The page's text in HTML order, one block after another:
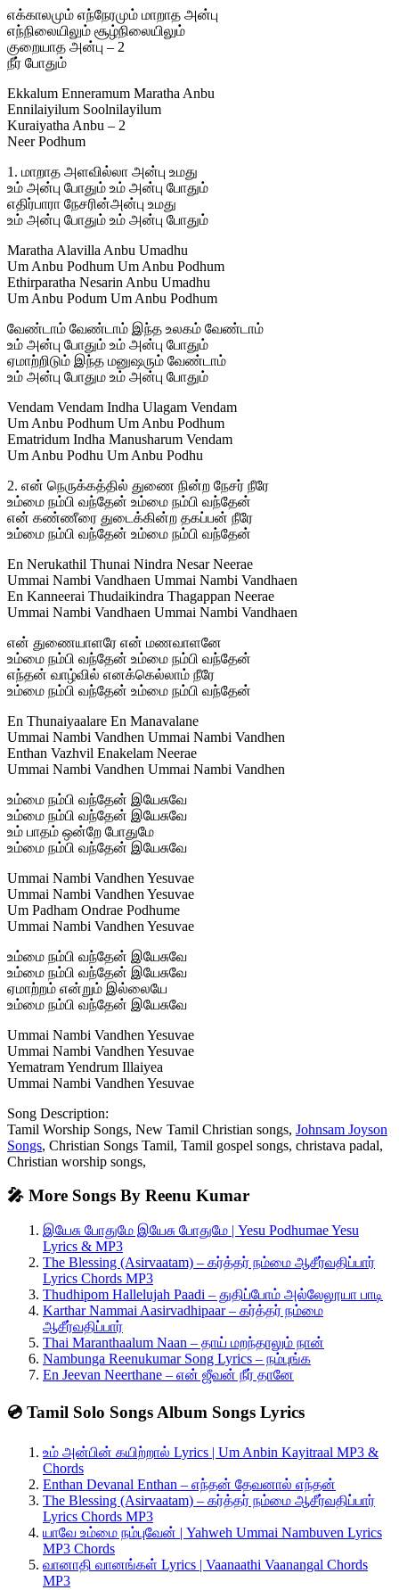
எக்காலமும் எந்நேரமும் மாறாத அன்பு
எந்நிலையிலும் சூழ்நிலையிலும்
குறையாத அன்பு – 2
நீர் போதும்
Ekkalum Enneramum Maratha Anbu
Ennilaiyilum Soolnilayilum
Kuraiyatha Anbu – 2
Neer Podhum
1. மாறாத அளவில்லா அன்பு உமது
உம் அன்பு போதும் உம் அன்பு போதும்
எதிர்பாரா நேசரின்அன்பு உமது
உம் அன்பு போதும் உம் அன்பு போதும்
Maratha Alavilla Anbu Umadhu
Um Anbu Podhum Um Anbu Podhum
Ethirparatha Nesarin Anbu Umadhu
Um Anbu Podum Um Anbu Podhum
வேண்டாம் வேண்டாம் இந்த உலகம் வேண்டாம்
உம் அன்பு போதும் உம் அன்பு போதும்
ஏமாற்றிடும் இந்த மனுஷரும் வேண்டாம்
உம் அன்பு போதும உம் அன்பு போதும்
Vendam Vendam Indha Ulagam Vendam
Um Anbu Podhum Um Anbu Podhum
Ematridum Indha Manusharum Vendam
Um Anbu Podhu Um Anbu Podhu
2. என் நெருக்கத்தில் துணை நின்ற நேசர் நீரே
உம்மை நம்பி வந்தேன் உம்மை நம்பி வந்தேன்
என் கண்ணீரை துடைக்கின்ற தகப்பன் நீரே
உம்மை நம்பி வந்தேன் உம்மை நம்பி வந்தேன்
En Nerukathil Thunai Nindra Nesar Neerae
Ummai Nambi Vandhaen Ummai Nambi Vandhaen
En Kanneerai Thudaikindra Thagappan Neerae
Ummai Nambi Vandhaen Ummai Nambi Vandhaen
என் துணையாளரே என் மணவாளனே
உம்மை நம்பி வந்தேன் உம்மை நம்பி வந்தேன்
எந்தன் வாழ்வில் எனக்கெல்லாம் நீரே
உம்மை நம்பி வந்தேன் உம்மை நம்பி வந்தேன்
En Thunaiyaalare En Manavalane
Ummai Nambi Vandhen Ummai Nambi Vandhen
Enthan Vazhvil Enakelam Neerae
Ummai Nambi Vandhen Ummai Nambi Vandhen
உம்மை நம்பி வந்தேன் இயேசுவே
உம்மை நம்பி வந்தேன் இயேசுவே
உம் பாதம் ஒன்றே போதுமே
உம்மை நம்பி வந்தேன் இயேசுவே
Ummai Nambi Vandhen Yesuvae
Ummai Nambi Vandhen Yesuvae
Um Padham Ondrae Podhume
Ummai Nambi Vandhen Yesuvae
உம்மை நம்பி வந்தேன் இயேசுவே
உம்மை நம்பி வந்தேன் இயேசுவே
ஏமாற்றம் என்றும் இல்லையே
உம்மை நம்பி வந்தேன் இயேசுவே
Ummai Nambi Vandhen Yesuvae
Ummai Nambi Vandhen Yesuvae
Yematram Yendrum Illaiyea
Ummai Nambi Vandhen Yesuvae
Song Description:
Tamil Worship Songs, New Tamil Christian songs, Johnsam Joyson
Songs, Christian Songs Tamil, Tamil gospel songs, christava padal,
Christian worship songs,
🎤 More Songs By Reenu Kumar
இயேசு போதுமே இயேசு போதுமே | Yesu Podhumae Yesu
Lyrics & MP3
The Blessing (Asirvaatam) – கர்த்தர் நம்மை ஆசீர்வதிப்பார்
Lyrics Chords MP3
Thudhipom Hallelujah Paadi – துதிப்போம் அல்லேலூயா பாடி
Karthar Nammai Aasirvadhipaar – கர்த்தர் நம்மை
ஆசீர்வதிப்பார்
Thai Maranthaalum Naan – தாய் மறந்தாலும் நான்
Nambunga Reenukumar Song Lyrics – நம்புங்க
En Jeevan Neerthane – என் ஜீவன் நீர் தானே
💿 Tamil Solo Songs Album Songs Lyrics
உம் அன்பின் கயிற்றால் Lyrics | Um Anbin Kayitraal MP3 &
Chords
Enthan Devanal Enthan – எந்தன் தேவனால் எந்தன்
The Blessing (Asirvaatam) – கர்த்தர் நம்மை ஆசீர்வதிப்பார்
Lyrics Chords MP3
யாவே உம்மை நம்புவேன் | Yahweh Ummai Nambuven Lyrics
MP3 Chords
வானாதி வானங்கள் Lyrics | Vaanaathi Vaanangal Chords
MP3